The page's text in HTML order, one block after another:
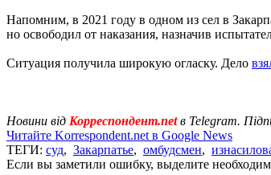
Напомним, в 2021 году в одном из сел в
но освободил от наказания, назначив
Ситуация получила широкую огласку. Дело
Новини від Корреспондент.netв Telegram.
Читайте Korrespondent.net в Google News
ТЕГИ: суд, Закарпатье, омбудсмен,
Если вы заметили ошибку, выделите